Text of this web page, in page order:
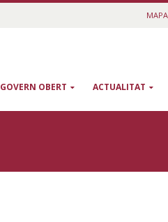
GOVERN OBERT ACTUALITAT